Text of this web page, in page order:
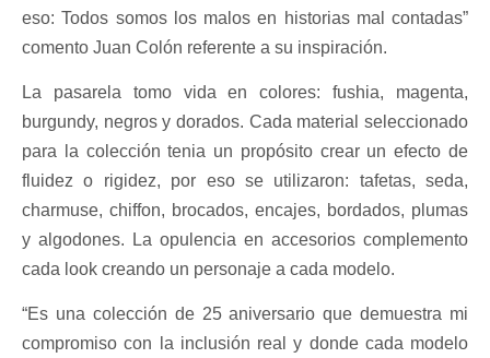
eso: Todos somos los malos en historias mal contadas”
comento Juan Colón referente a su inspiración.
La pasarela tomo vida en colores: fushia, magenta,
burgundy, negros y dorados. Cada material seleccionado
para la colección tenia un propósito crear un efecto de
fluidez o rigidez, por eso se utilizaron: tafetas, seda,
charmuse, chiffon, brocados, encajes, bordados, plumas
y algodones. La opulencia en accesorios complemento
cada look creando un personaje a cada modelo.
“Es una colección de 25 aniversario que demuestra mi
compromiso con la inclusión real y donde cada modelo